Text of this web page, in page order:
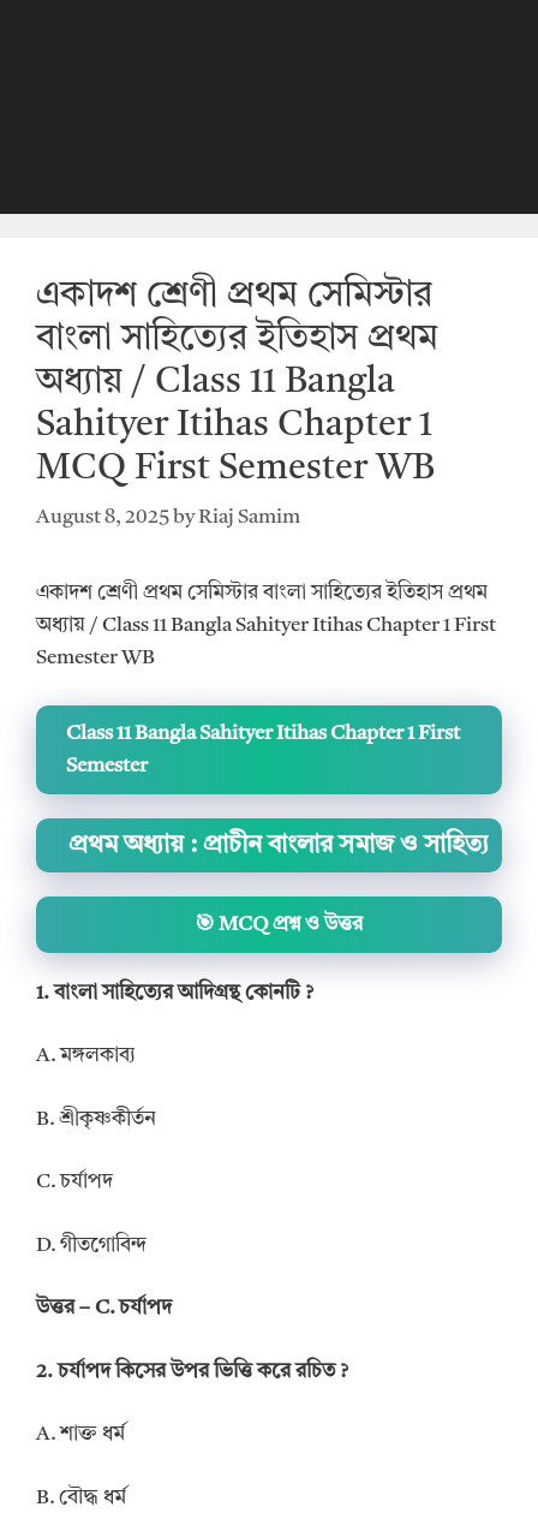
একাদশ শ্রেণী প্রথম সেমিস্টার
বাংলা সাহিত্যের ইতিহাস প্রথম
অধ্যায় / Class 11 Bangla
Sahityer Itihas Chapter 1
MCQ First Semester WB
August 8, 2025 byRiaj Samim
একাদশ শ্রেণী প্রথম সেমিস্টার বাংলা সাহিত্যের ইতিহাস প্রথম
অধ্যায় / Class 11 Bangla Sahityer Itihas Chapter 1 First
Semester WB
Class 11 Bangla Sahityer Itihas Chapter 1 First
Semester
প্রথম অধ্যায় : প্রাচীন বাংলার সমাজ ও সাহিত্য
🎯 MCQ প্রশ্ন ও উত্তর
1. বাংলা সাহিত্যের আদিগ্রন্থ কোনটি ?
A. মঙ্গলকাব্য
B. শ্রীকৃষ্ণকীর্তন
C. চর্যাপদ
D. গীতগোবিন্দ
উত্তর – C. চর্যাপদ
2. চর্যাপদ কিসের উপর ভিত্তি করে রচিত ?
A. শাক্ত ধর্ম
B. বৌদ্ধ ধর্ম